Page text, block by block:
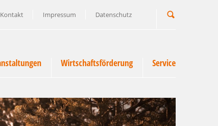
Kontakt Impressum Datenschutz
Wirtschaftsförderung Service